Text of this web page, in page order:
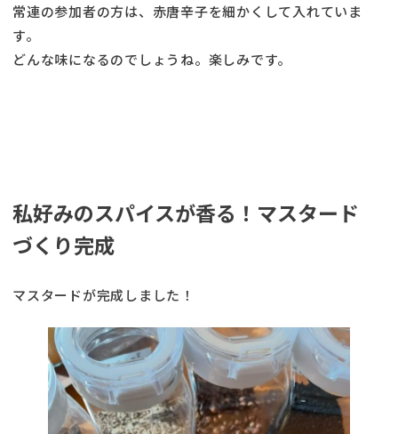
常連の参加者の方は、赤唐辛子を細かくして入れていま
す。
どんな味になるのでしょうね。楽しみです。
私好みのスパイスが香る！マスタード
づくり完成
マスタードが完成しました！